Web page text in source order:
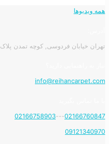
همه ویدیوها
تهران خیابان فردوسی, کوچه تمدن پلاک 11 - طبقه 2 - واحد8
info@reihancarpet.com
02166760847
---
02166758903
09121340970